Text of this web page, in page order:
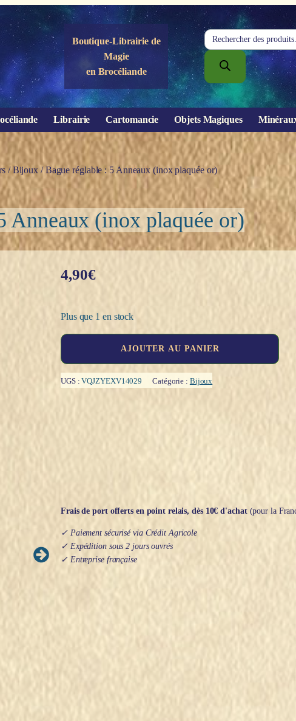
Boutique-Librairie de
Magie
en Brocéliande
Recherche
de
produits
Librairie Cartomancie Objets Magiques
/Bijoux/ Bague réglable : 5 Anneaux (inox plaquée or)
Anneaux (inox plaquée or)
4,90€
Plus que 1 en stock
réglable
:
AJOUTER AU PANIER
UGS :VQJZYEXV14029 Catégorie : Bijoux
Frais de port offerts en point relais, dès 10€ d'achat(pour la
✓ Paiement sécurisé via Crédit Agricole
✓ Expédition sous 2 jours ouvrés
✓ Entreprise française